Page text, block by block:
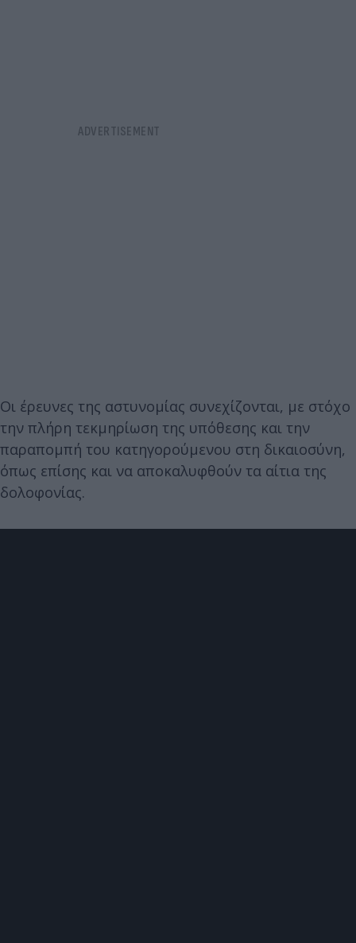
Οι έρευνες της αστυνομίας συνεχίζονται, με στόχο
την πλήρη τεκμηρίωση της υπόθεσης και την
παραπομπή του κατηγορούμενου στη δικαιοσύνη,
όπως επίσης και να αποκαλυφθούν τα αίτια της
δολοφονίας.